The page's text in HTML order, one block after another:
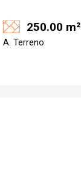
250.00 m²
A. Terreno